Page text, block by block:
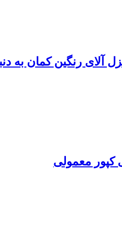
آلای رنگین کمان به